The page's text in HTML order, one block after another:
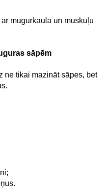
mugurkaula un muskuļu
sāpēm
ne tikai mazināt sāpes, bet